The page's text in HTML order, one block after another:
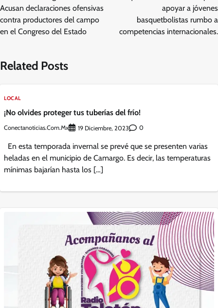
Acusan declaraciones ofensivas
contra productores del campo
en el Congreso del Estado
apoyar a jóvenes
basquetbolistas rumbo a
competencias internacionales.
Related Posts
LOCAL
¡No olvides proteger tus tuberías del frío!
Conectanoticias.com.mx 19 Diciembre, 2023 0
En esta temporada invernal se prevé que se presenten varias
heladas en el municipio de Camargo. Es decir, las temperaturas
mínimas bajarían hasta los […]